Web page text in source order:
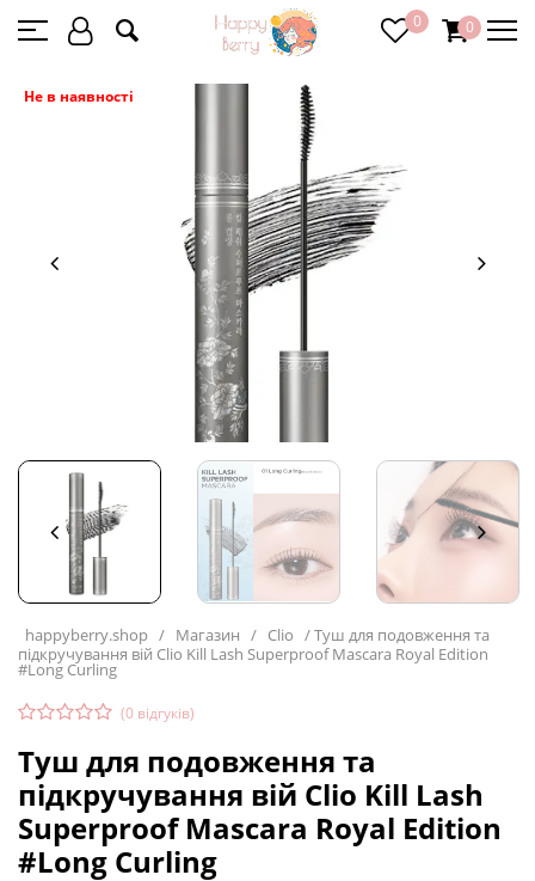
0 0
Не в наявності
happyberry.shop / Магазин / Clio /Туш для подовження та
підкручування вій Clio Kill Lash Superproof Mascara Royal Edition
#Long Curling
(0 відгуків)
Туш для подовження та
підкручування вій Clio Kill Lash
Superproof Mascara Royal Edition
#Long Curling